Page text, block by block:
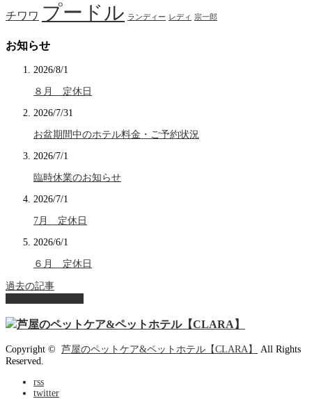
チワワ プードル ランディー レディ 宗一郎
お知らせ
2026/8/1
８月 定休日
2026/7/31
お盆期間中のホテル料金・ご予約状況
2026/7/1
臨時休業のお知らせ
2026/7/1
7月 定休日
2026/6/1
６月 定休日
過去の記事
Copyright © 芦屋のペットケア&ペットホテル【CLARA】
All Rights
Reserved.
rss
twitter